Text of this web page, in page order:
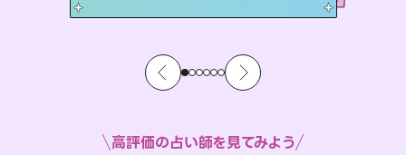
高評価の占い師を見てみよう